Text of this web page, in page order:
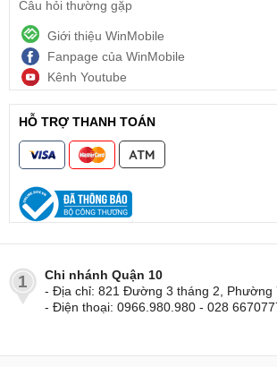
Câu hỏi thường gặp
Giới thiệu WinMobile
Fanpage của WinMobile
Kênh Youtube
HỖ TRỢ THANH TOÁN
1
Chi nhánh Quận 10
- Địa chỉ: 821 Đường 3 tháng 2, Phường
- Điện thoại: 0966.980.980 - 028